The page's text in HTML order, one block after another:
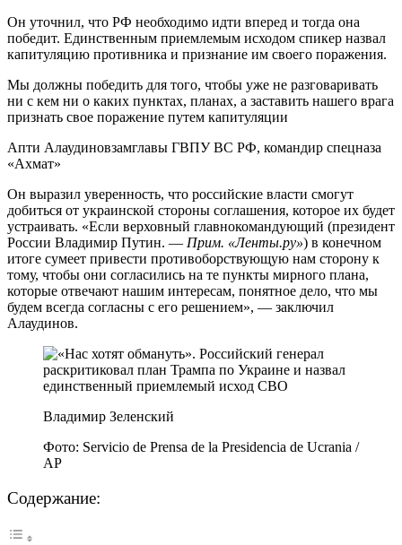
Он уточнил, что РФ необходимо идти вперед и тогда она
победит. Единственным приемлемым исходом спикер назвал
капитуляцию противника и признание им своего поражения.
Мы должны победить для того, чтобы уже не разговаривать
ни с кем ни о каких пунктах, планах, а заставить нашего врага
признать свое поражение путем капитуляции
Апти Алаудиновзамглавы ГВПУ ВС РФ, командир спецназа
«Ахмат»
Он выразил уверенность, что российские власти смогут
добиться от украинской стороны соглашения, которое их будет
устраивать. «Если верховный главнокомандующий (президент
России Владимир Путин. — Прим. «Ленты.ру») в конечном
итоге сумеет привести противоборствующую нам сторону к
тому, чтобы они согласились на те пункты мирного плана,
которые отвечают нашим интересам, понятное дело, что мы
будем всегда согласны с его решением», — заключил
Алаудинов.
Владимир Зеленский
Фото: Servicio de Prensa de la Presidencia de Ucrania /
AP
Содержание: